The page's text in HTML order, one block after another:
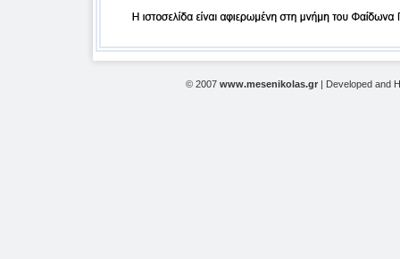
© 2007 www.mesenikolas.gr | Developed and